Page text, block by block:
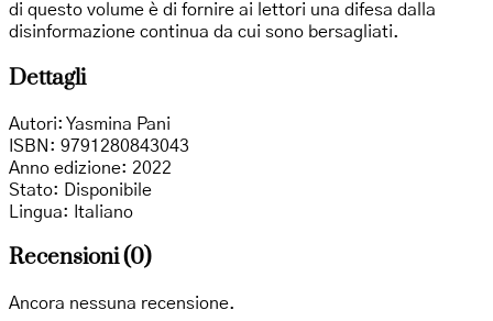
di questo volume è di fornire ai lettori una difesa dalla
disinformazione continua da cui sono bersagliati.
Dettagli
Autori: Yasmina Pani
ISBN: 9791280843043
Anno edizione: 2022
Stato: Disponibile
Lingua: Italiano
Recensioni (0)
Ancora nessuna recensione.